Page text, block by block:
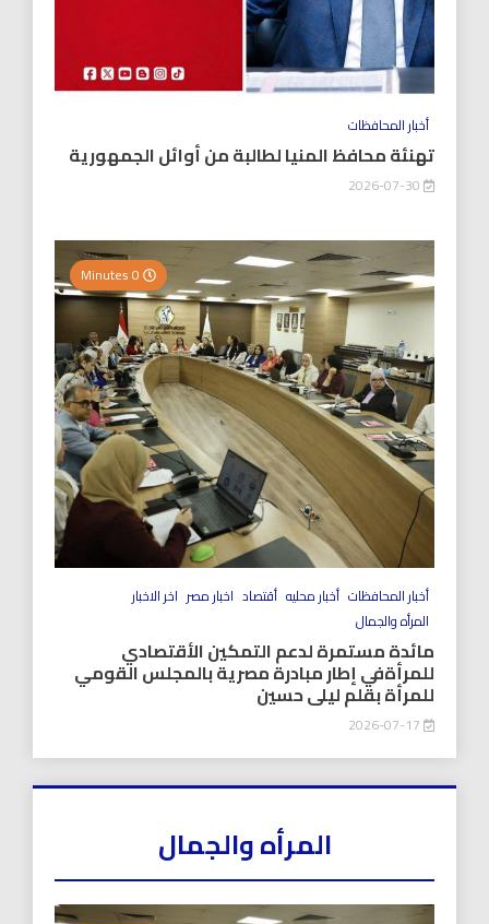
أخبار المحافظات
تهنئة محافظ المنيا لطالبة من أوائل الجمهورية
أخبار المحافظات أخبار محليه أقتصاد اخبار مصر اخر الاخبار
المرأه والجمال
مائدة مستمرة لدعم التمكين الأقتصادي
للمرأةفي إطار مبادرة مصرية بالمجلس القومي
للمرأة بقلم ليلى حسين
المرأه والجمال